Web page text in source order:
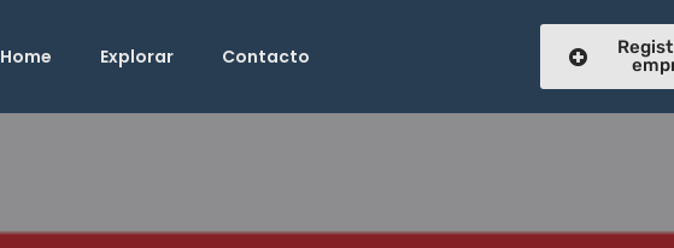
Home Explorar Contacto